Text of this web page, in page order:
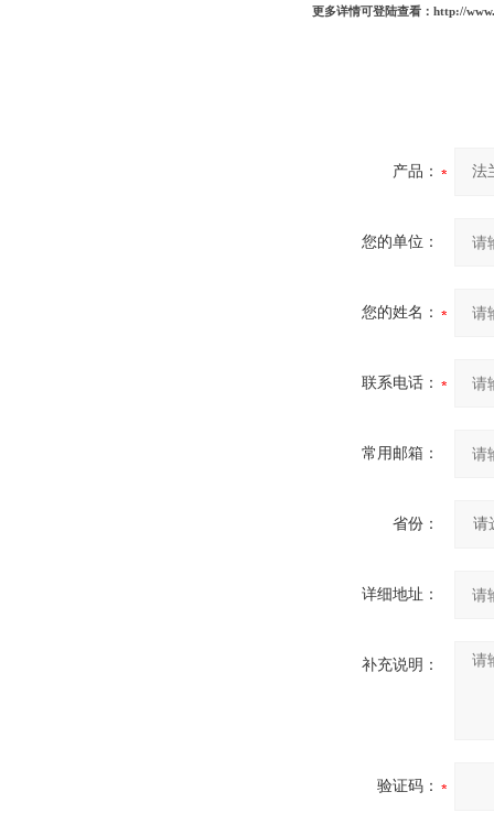
更多详情可登陆查看：http://
产品：
您的单位：
您的姓名：
联系电话：
常用邮箱：
省份：
详细地址：
补充说明：
验证码：